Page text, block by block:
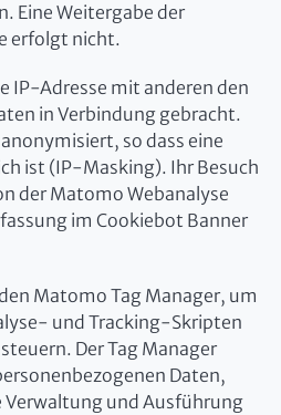
Eine Weitergabe der
erfolgt nicht.
IP-Adresse mit anderen den
in Verbindung gebracht.
so dass eine
ist (IP-Masking). Ihr Besuch
der Matomo Webanalyse
im Cookiebot Banner
Matomo Tag Manager, um
und Tracking-Skripten
Der Tag Manager
Daten,
und Ausführung